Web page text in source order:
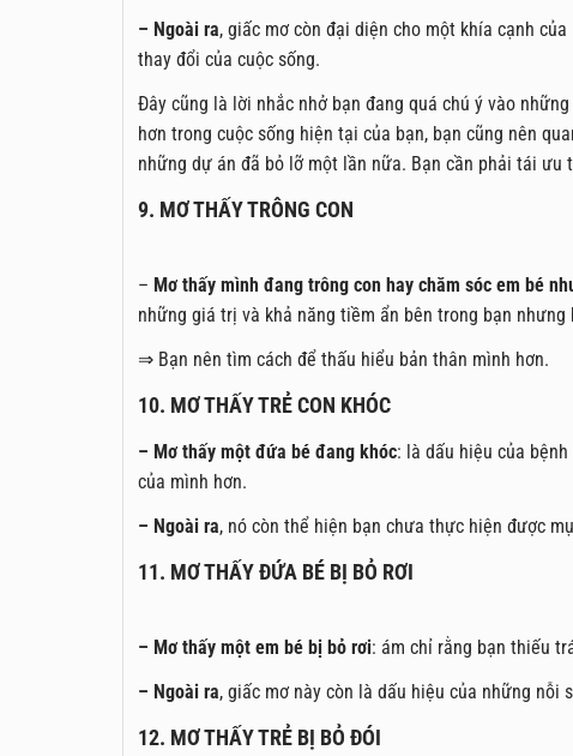
– Ngoài ra, giấc mơ còn đại diện cho một khía cạnh
thay đổi của cuộc sống.
Đây cũng là lời nhắc nhở bạn đang quá chú ý vào
hơn trong cuộc sống hiện tại của bạn, bạn cũng nên
những dự án đã bỏ lỡ một lần nữa. Bạn cần phải tái
9. MƠ THẤY TRÔNG CON
– Mơ thấy mình đang trông con hay chăm sóc em bé
những giá trị và khả năng tiềm ẩn bên trong bạn nhưng
⇒ Bạn nên tìm cách để thấu hiểu bản thân mình hơn.
10. MƠ THẤY TRẺ CON KHÓC
– Mơ thấy một đứa bé đang khóc: là dấu hiệu của
của mình hơn.
– Ngoài ra, nó còn thể hiện bạn chưa thực hiện được
11. MƠ THẤY ĐỨA BÉ BỊ BỎ RƠI
– Mơ thấy một em bé bị bỏ rơi: ám chỉ rằng bạn thiếu
– Ngoài ra, giấc mơ này còn là dấu hiệu của những nỗi
12. MƠ THẤY TRẺ BỊ BỎ ĐÓI